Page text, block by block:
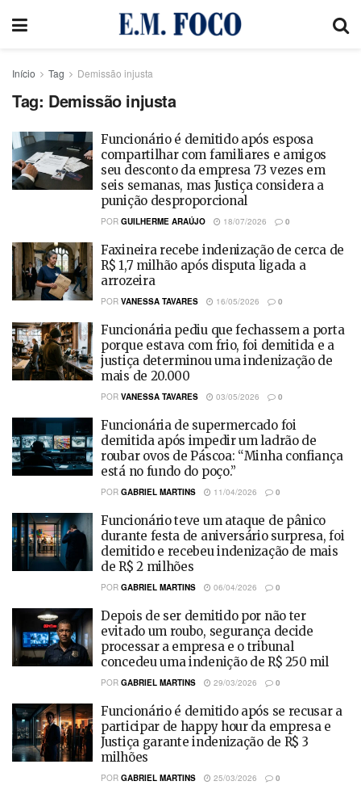
Início Tag Demissão injusta
Tag: Demissão injusta
Funcionário é demitido após esposa
compartilhar com familiares e amigos
seu desconto da empresa 73 vezes em
seis semanas, mas Justiça considera a
punição desproporcional
POR GUILHERME ARAÚJO 18/07/2026 0
Faxineira recebe indenização de cerca de
R$ 1,7 milhão após disputa ligada a
arrozeira
POR VANESSA TAVARES 16/05/2026 0
Funcionária pediu que fechassem a porta
porque estava com frio, foi demitida e a
justiça determinou uma indenização de
mais de 20.000
POR VANESSA TAVARES 03/05/2026 0
Funcionária de supermercado foi
demitida após impedir um ladrão de
roubar ovos de Páscoa: “Minha confiança
está no fundo do poço.”
POR GABRIEL MARTINS 11/04/2026 0
Funcionário teve um ataque de pânico
durante festa de aniversário surpresa, foi
demitido e recebeu indenização de mais
de R$ 2 milhões
POR GABRIEL MARTINS 06/04/2026 0
Depois de ser demitido por não ter
evitado um roubo, segurança decide
processar a empresa e o tribunal
concedeu uma indenição de R$ 250 mil
POR GABRIEL MARTINS 29/03/2026 0
Funcionário é demitido após se recusar a
participar de happy hour da empresa e
Justiça garante indenização de R$ 3
milhões
POR GABRIEL MARTINS 25/03/2026 0